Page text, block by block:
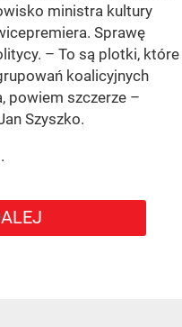
ministra kultury
Sprawę
– To są plotki, które
koalicyjnych
powiem szczerze –
Szyszko.